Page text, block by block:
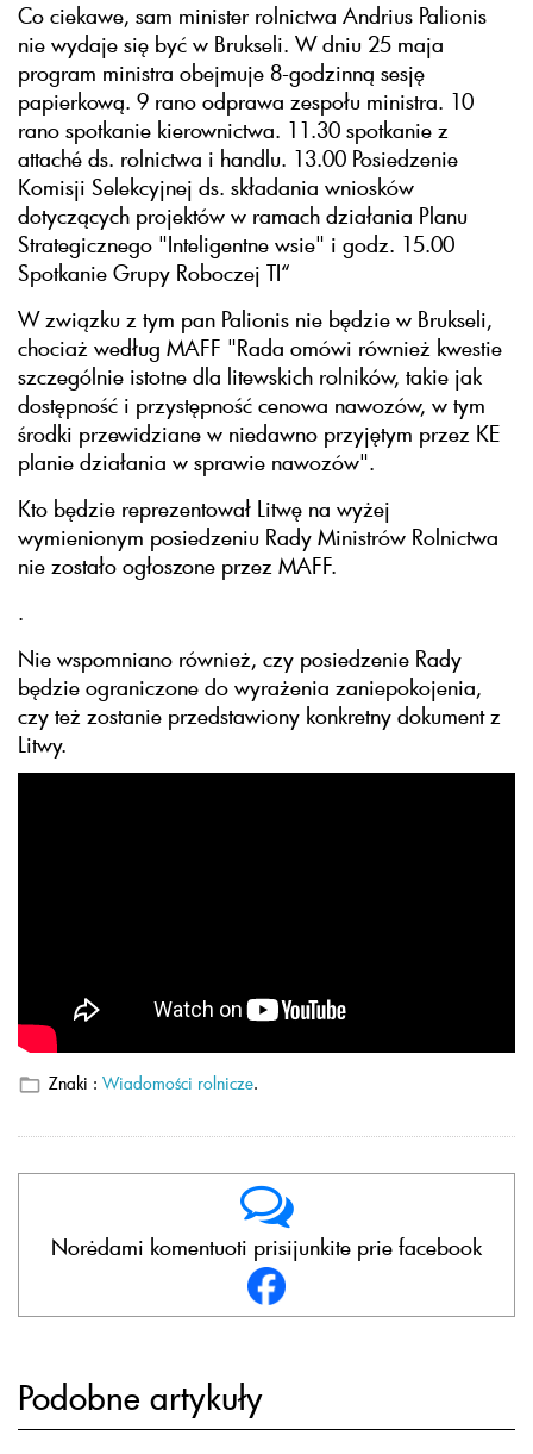
Co ciekawe, sam minister rolnictwa Andrius Palionis
nie wydaje się być w Brukseli. W dniu 25 maja
program ministra obejmuje 8-godzinną sesję
papierkową. 9 rano odprawa zespołu ministra. 10
rano spotkanie kierownictwa. 11.30 spotkanie z
attaché ds. rolnictwa i handlu. 13.00 Posiedzenie
Komisji Selekcyjnej ds. składania wniosków
dotyczących projektów w ramach działania Planu
Strategicznego "Inteligentne wsie" i godz. 15.00
Spotkanie Grupy Roboczej TI“
W związku z tym pan Palionis nie będzie w Brukseli,
chociaż według MAFF "Rada omówi również kwestie
szczególnie istotne dla litewskich rolników, takie jak
dostępność i przystępność cenowa nawozów, w tym
środki przewidziane w niedawno przyjętym przez KE
planie działania w sprawie nawozów".
Kto będzie reprezentował Litwę na wyżej
wymienionym posiedzeniu Rady Ministrów Rolnictwa
nie zostało ogłoszone przez MAFF.
.
Nie wspomniano również, czy posiedzenie Rady
będzie ograniczone do wyrażenia zaniepokojenia,
czy też zostanie przedstawiony konkretny dokument z
Litwy.
Znaki : Wiadomości rolnicze.
Norėdami komentuoti prisijunkite prie facebook
Podobne artykuły